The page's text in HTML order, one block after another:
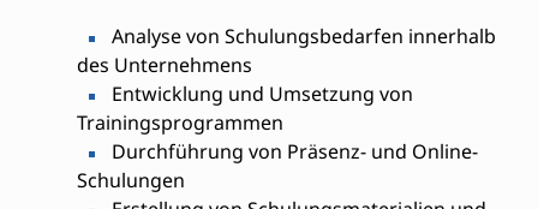
Analyse von Schulungsbedarfen innerhalb
des Unternehmens
Entwicklung und Umsetzung von
Trainingsprogrammen
Durchführung von Präsenz- und Online-
Schulungen